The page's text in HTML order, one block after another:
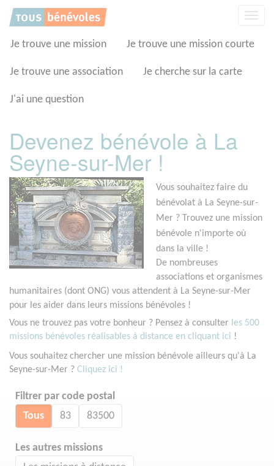
Je trouve une mission Je trouve une mission courte
Je trouve une association Je cherche sur la carte
J'ai une question
Devenez bénévole à La
Seyne-sur-Mer !
Vous souhaitez faire du
bénévolat à La Seyne-sur-
Mer ? Trouvez une mission
bénévole n'importe où
dans la ville !
De nombreuses
associations et organismes
humanitaires (dont ONG) vous attendent à La Seyne-sur-Mer
pour les aider dans leurs missions bénévoles !
Vous ne trouvez pas votre bonheur ? Pensez à consulter les 500
missions bénévoles réalisables à distance en cliquant ici !
Vous souhaitez chercher une mission bénévole ailleurs qu'à La
Seyne-sur-Mer ? Cliquez ici !
Filtrer par code postal
Tous 83 83500
Les autres missions
Panneau de gestion des cookies